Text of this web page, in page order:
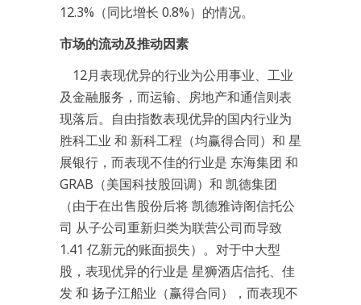
12.3%（同比增长 0.8%）的情况。
市场的流动及推动因素
12月表现优异的行业为公用事业、工业
及金融服务，而运输、房地产和通信则表
现落后。自由指数表现优异的国内行业为
胜科工业 和 新科工程（均赢得合同）和 星
展银行，而表现不佳的行业是 东海集团 和
GRAB（美国科技股回调）和 凯德集团
（由于在出售股份后将 凯德雅诗阁信托公
司 从子公司重新归类为联营公司而导致
1.41 亿新元的账面损失）。对于中大型
股，表现优异的行业是 星狮酒店信托、佳
发 和 扬子江船业（赢得合同），而表现不